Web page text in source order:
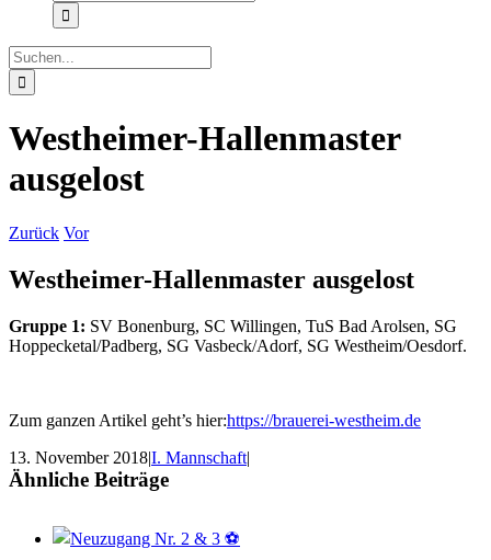
nach:
Suche
nach:
Westheimer-Hallenmaster
ausgelost
Zurück Vor
Westheimer-Hallenmaster ausgelost
Gruppe 1: SV Bonenburg, SC Willingen, TuS Bad Arolsen, SG
Hoppecketal/Padberg, SG Vasbeck/Adorf, SG Westheim/Oesdorf.
Zum ganzen Artikel geht’s hier:https://brauerei-westheim.de
13. November 2018|I. Mannschaft|
Ähnliche Beiträge